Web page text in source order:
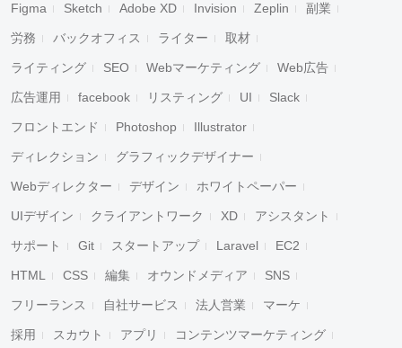
Figma Sketch Adobe XD Invision Zeplin 副業
労務 バックオフィス ライター 取材
ライティング SEO Webマーケティング Web広告
広告運用 facebook リスティング UI Slack
フロントエンド Photoshop Illustrator
ディレクション グラフィックデザイナー
Webディレクター デザイン ホワイトペーパー
UIデザイン クライアントワーク XD アシスタント
サポート Git スタートアップ Laravel EC2
HTML CSS 編集 オウンドメディア SNS
フリーランス 自社サービス 法人営業 マーケ
採用 スカウト アプリ コンテンツマーケティング